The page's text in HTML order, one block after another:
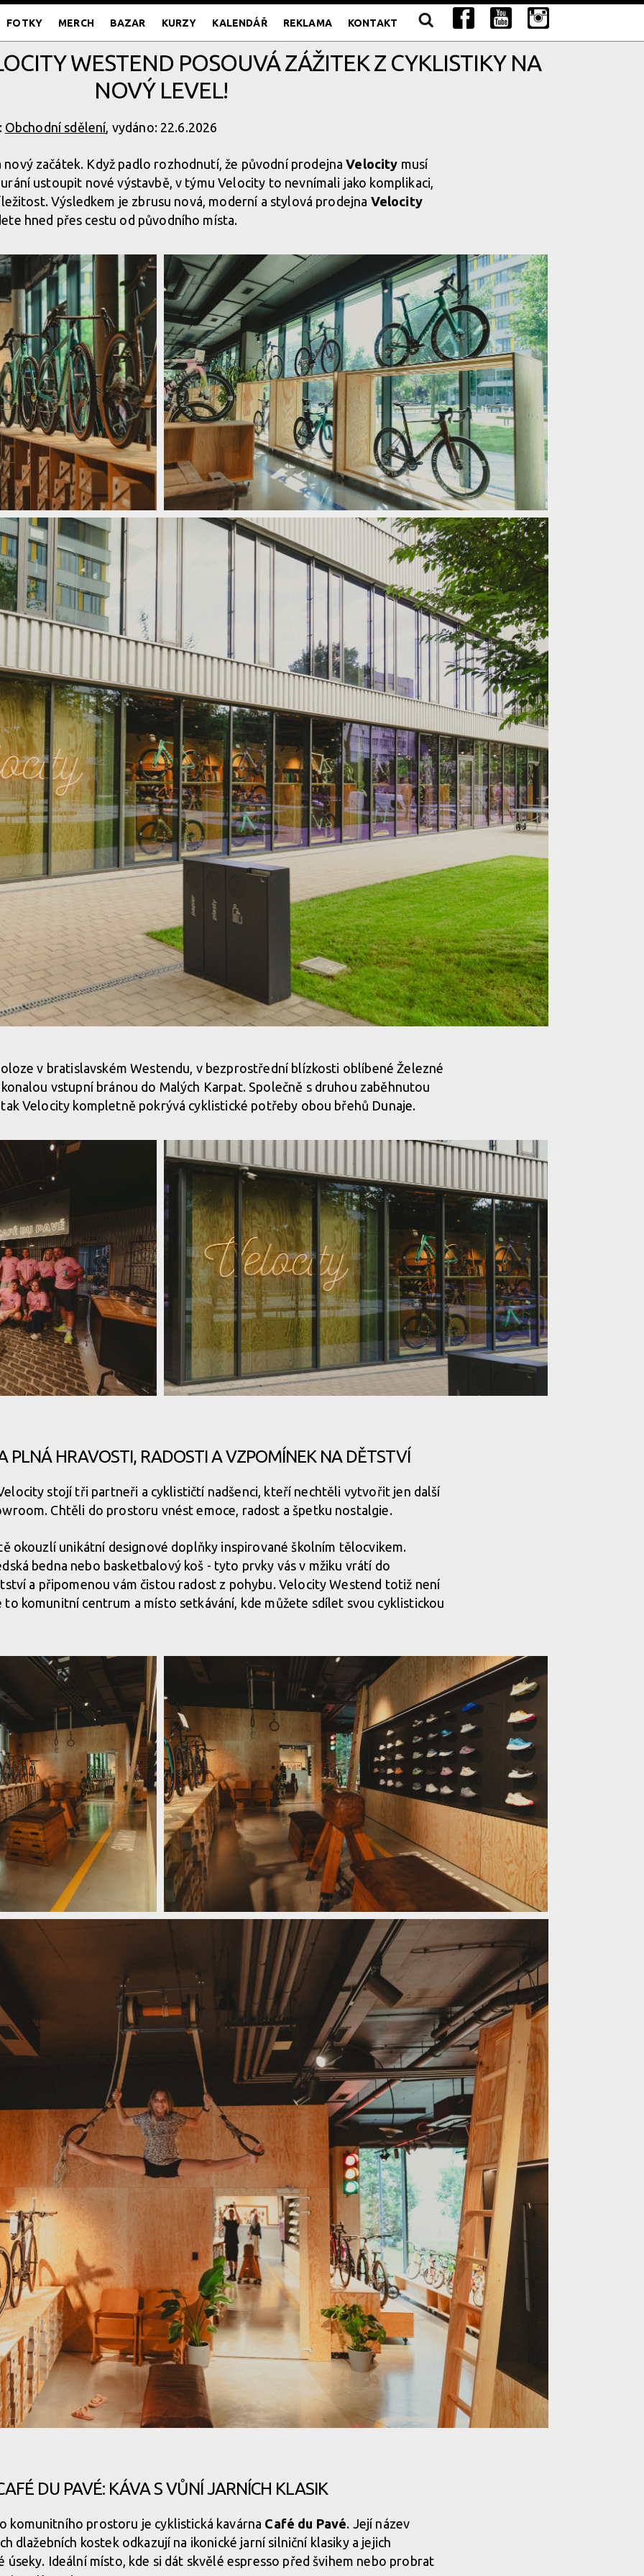
FOTKY MERCH BAZAR KURZY KALENDÁŘ REKLAMA KONTAKT
WESTEND POSOUVÁ ZÁŽITEK Z CYKLISTIKY NA
NOVÝ LEVEL!
Obchodní sdělení, vydáno: 22.6.2026
nový začátek. Když padlo rozhodnutí, že původní prodejnaVelocity musí
ustoupit nové výstavbě, v týmu Velocity to nevnímali jako komplikaci,
Výsledkem je zbrusu nová, moderní a stylová prodejna Velocity
hned přes cestu od původního místa.
na nový level!
na nový level!
na nový level!
na nový level!
na nový level!
na nový level!
na nový level!
na nový level!
na nový level!
Nová prodejna Velocity Westend posouvá zážitek z cyklistiky na nový level!
Nová prodejna Velocity Westend posouvá zážitek z cyklistiky na nový level!
Nová prodejna Velocity Westend posouvá zážitek z cyklistiky na nový level!
Nová prodejna Velocity Westend posouvá zážitek z cyklistiky na nový level!
Nová prodejna Velocity Westend posouvá zážitek z cyklistiky na nový level!
Nová prodejna Velocity Westend posouvá zážitek z cyklistiky na nový level!
Nová prodejna Velocity Westend posouvá zážitek z cyklistiky na nový level!
Nová prodejna Velocity Westend posouvá zážitek z cyklistiky na nový level!
Nová prodejna Velocity Westend posouvá zážitek z cyklistiky na nový level!
na nový level!
na nový level!
na nový level!
na nový level!
na nový level!
na nový level!
na nový level!
v bratislavském Westendu, v bezprostřední blízkosti oblíbené Železné
vstupní bránou do Malých Karpat. Společně s druhou zaběhnutou
Velocity kompletně pokrývá cyklistické potřeby obou břehů Dunaje.
na nový level!
na nový level!
na nový level!
na nový level!
na nový level!
na nový level!
na nový level!
na nový level!
Nová prodejna Velocity Westend posouvá zážitek z cyklistiky na nový level!
Nová prodejna Velocity Westend posouvá zážitek z cyklistiky na nový level!
Nová prodejna Velocity Westend posouvá zážitek z cyklistiky na nový level!
Nová prodejna Velocity Westend posouvá zážitek z cyklistiky na nový level!
Nová prodejna Velocity Westend posouvá zážitek z cyklistiky na nový level!
Nová prodejna Velocity Westend posouvá zážitek z cyklistiky na nový level!
Nová prodejna Velocity Westend posouvá zážitek z cyklistiky na nový level!
PLNÁ HRAVOSTI, RADOSTI A VZPOMÍNEK NA DĚTSTVÍ
stojí tři partneři a cyklističtí nadšenci, kteří nechtěli vytvořit jen další
Chtěli do prostoru vnést emoce, radost a špetku nostalgie.
okouzlí unikátní designové doplňky inspirované školním tělocvikem.
bedna nebo basketbalový koš - tyto prvky vás v mžiku vrátí do
a připomenou vám čistou radost z pohybu. Velocity Westend totiž není
komunitní centrum a místo setkávání, kde můžete sdílet svou cyklistickou
na nový level!
na nový level!
na nový level!
na nový level!
na nový level!
na nový level!
na nový level!
na nový level!
na nový level!
Nová prodejna Velocity Westend posouvá zážitek z cyklistiky na nový level!
Nová prodejna Velocity Westend posouvá zážitek z cyklistiky na nový level!
Nová prodejna Velocity Westend posouvá zážitek z cyklistiky na nový level!
Nová prodejna Velocity Westend posouvá zážitek z cyklistiky na nový level!
Nová prodejna Velocity Westend posouvá zážitek z cyklistiky na nový level!
Nová prodejna Velocity Westend posouvá zážitek z cyklistiky na nový level!
Nová prodejna Velocity Westend posouvá zážitek z cyklistiky na nový level!
Nová prodejna Velocity Westend posouvá zážitek z cyklistiky na nový level!
Nová prodejna Velocity Westend posouvá zážitek z cyklistiky na nový level!
na nový level!
na nový level!
DU PAVÉ: KÁVA S VŮNÍ JARNÍCH KLASIK
komunitního prostoru je cyklistická kavárna Café du Pavé. Její název
dlažebních kostek odkazují na ikonické jarní silniční klasiky a jejich
úseky. Ideální místo, kde si dát skvělé espresso před švihem nebo probrat